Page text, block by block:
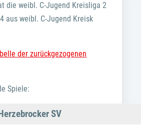
die weibl. C-Jugend Kreisliga 2
aus weibl. C-Jugend Kreisk
der zurückgezogenen
Spiele:
Herzebrocker SV